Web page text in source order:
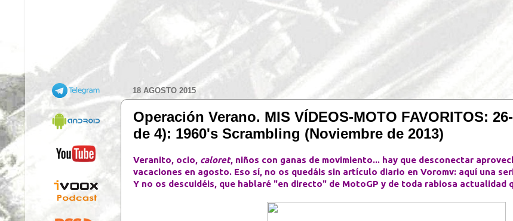
18 AGOSTO 2015
Operación Verano. MIS VÍDEOS-MOTO FAVORITOS:
de 4): 1960's Scrambling (Noviembre de 2013)
Veranito, ocio, caloret, niños con ganas de movimiento... hay que desconectar
vacaciones en agosto. Eso sí, no os quedáis sin artículo diario en Voromv: aquí una
Y no os descuidéis, que hablaré "en directo" de MotoGP y de toda rabiosa actualidad